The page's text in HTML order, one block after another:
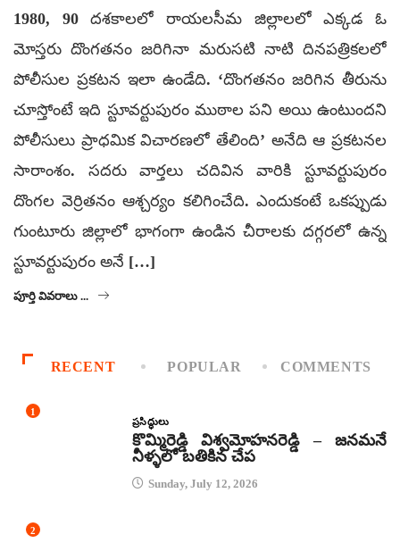
1980, 90 దశకాలలో రాయలసీమ జిల్లాలలో ఎక్కడ ఓ
మోస్తరు దొంగతనం జరిగినా మరుసటి నాటి దినపత్రికలలో
పోలీసుల ప్రకటన ఇలా ఉండేది. ‘దొంగతనం జరిగిన తీరును
చూస్తోంటే ఇది స్టూవర్టుపురం ముఠాల పని అయి ఉంటుందని
పోలీసులు ప్రాధమిక విచారణలో తేలింది’ అనేది ఆ ప్రకటనల
సారాంశం. సదరు వార్తలు చదివిన వారికి స్టూవర్టుపురం
దొంగల వెర్రితనం ఆశ్చర్యం కలిగించేది. ఎందుకంటే ఒకప్పుడు
గుంటూరు జిల్లాలో భాగంగా ఉండిన చీరాలకు దగ్గరలో ఉన్న
స్టూవర్టుపురం అనే […]
పూర్తి వివరాలు ...
RECENT POPULAR COMMENTS
1
ప్రసిద్ధులు
కొమ్మిరెడ్డి విశ్వమోహనరెడ్డి – జనమనే
నీళ్ళలో బతికిన చేప
Sunday, July 12, 2026
2